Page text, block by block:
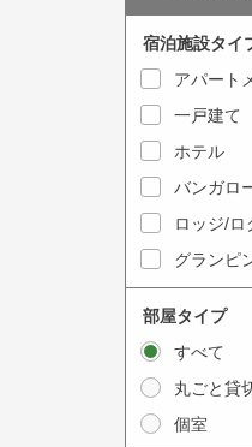
e
t
o
t
e
a
c
t
w
i
w
k
t
o
n
t
e
r
a
c
宿泊施設タイ
アパート
一戸建て
ホテル
バンガロ
ロッジ/ロ
グランピ
部屋タイプ
すべて
丸ごと貸
個室